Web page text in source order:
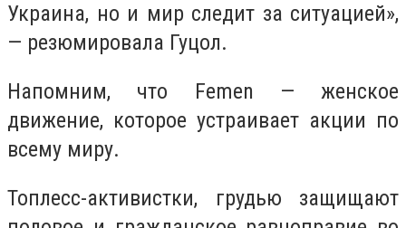
Украина, но и мир следит за ситуацией»,
— резюмировала Гуцол.
Напомним, что Femen — женское
движение, которое устраивает акции по
всему миру.
Топлесс-активистки, грудью защищают